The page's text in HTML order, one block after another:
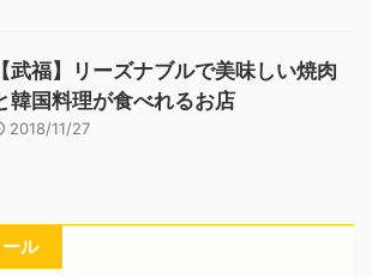
【武福】リーズナブルで美味しい焼肉
韓国料理が食べれるお店
2018/11/27
ル